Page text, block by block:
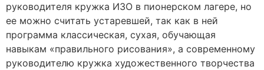
руководителя кружка ИЗО в пионерском лагере, но
ее можно считать устаревшей, так как в ней
программа классическая, сухая, обучающая
навыкам «правильного рисования», а современному
руководителю кружка художественного творчества